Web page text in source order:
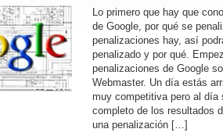
Lo primero que hay que
de Google, por qué se
penalizaciones hay, así
penalizado y por qué.
penalizaciones de Google
Webmaster. Un día estás
muy competitiva pero al día
completo de los resultados
una penalización […]